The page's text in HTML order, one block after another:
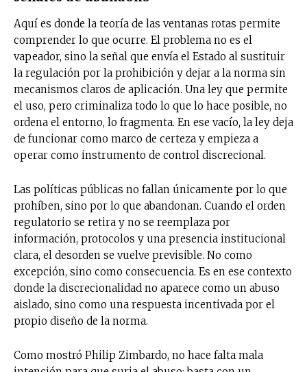
Aquí es donde la teoría de las ventanas rotas permite
comprender lo que ocurre. El problema no es el
vapeador, sino la señal que envía el Estado al sustituir
la regulación por la prohibición y dejar a la norma sin
mecanismos claros de aplicación. Una ley que permite
el uso, pero criminaliza todo lo que lo hace posible, no
ordena el entorno, lo fragmenta. En ese vacío, la ley deja
de funcionar como marco de certeza y empieza a
operar como instrumento de control discrecional.
Las políticas públicas no fallan únicamente por lo que
prohíben, sino por lo que abandonan. Cuando el orden
regulatorio se retira y no se reemplaza por
información, protocolos y una presencia institucional
clara, el desorden se vuelve previsible. No como
excepción, sino como consecuencia. Es en ese contexto
donde la discrecionalidad no aparece como un abuso
aislado, sino como una respuesta incentivada por el
propio diseño de la norma.
Como mostró Philip Zimbardo, no hace falta mala